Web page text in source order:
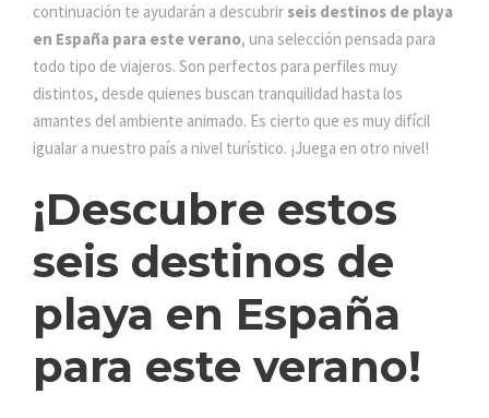
continuación te ayudarán a descubrir seis destinos de playa
en España para este verano, una selección pensada para
todo tipo de viajeros. Son perfectos para perfiles muy
distintos, desde quienes buscan tranquilidad hasta los
amantes del ambiente animado. Es cierto que es muy difícil
igualar a nuestro país a nivel turístico. ¡Juega en otro nivel!
¡Descubre estos
seis destinos de
playa en España
para este verano!